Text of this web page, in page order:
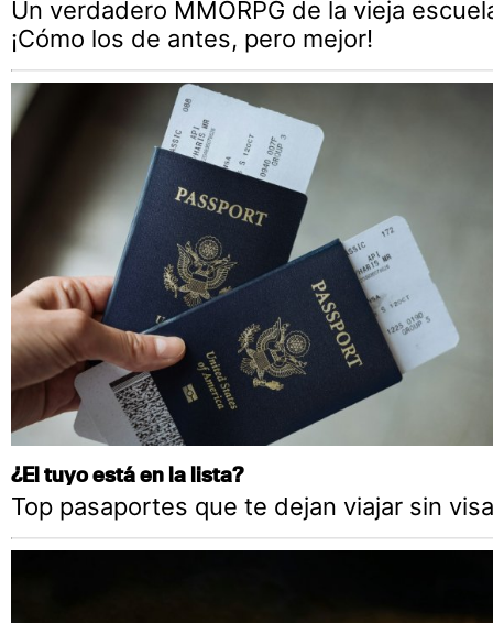
Un verdadero MMORPG de la vieja
¡Cómo los de antes, pero mejor!
¿El tuyo está en la lista?
Top pasaportes que te dejan viajar sin